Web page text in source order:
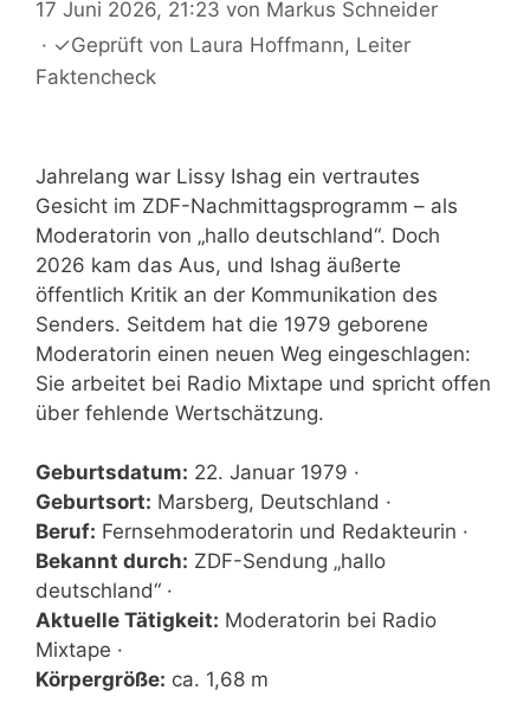
17 Juni 2026, 21:23 von Markus Schneider
· ✓Geprüft von Laura Hoffmann, Leiter
Faktencheck
Jahrelang war Lissy Ishag ein vertrautes
Gesicht im ZDF-Nachmittagsprogramm – als
Moderatorin von „hallo deutschland“. Doch
2026 kam das Aus, und Ishag äußerte
öffentlich Kritik an der Kommunikation des
Senders. Seitdem hat die 1979 geborene
Moderatorin einen neuen Weg eingeschlagen:
Sie arbeitet bei Radio Mixtape und spricht offen
über fehlende Wertschätzung.
Geburtsdatum: 22. Januar 1979 ·
Geburtsort: Marsberg, Deutschland ·
Beruf: Fernsehmoderatorin und Redakteurin ·
Bekannt durch: ZDF-Sendung „hallo
deutschland“ ·
Aktuelle Tätigkeit: Moderatorin bei Radio
Mixtape ·
Körpergröße: ca. 1,68 m